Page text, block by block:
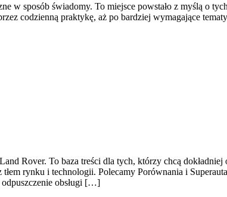
sposób świadomy. To miejsce powstało z myślą o
codzienną praktykę, aż po bardziej wymagające
Rover. To baza treści dla tych, którzy chcą
rynku i technologii. Polecamy Porównania i
obsługi […]